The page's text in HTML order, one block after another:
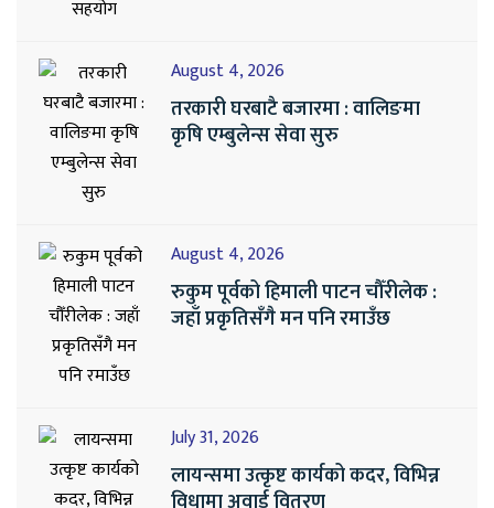
August 4, 2026
तरकारी घरबाटै बजारमा : वालिङमा
कृषि एम्बुलेन्स सेवा सुरु
August 4, 2026
रुकुम पूर्वको हिमाली पाटन चौँरीलेक :
जहाँ प्रकृतिसँगै मन पनि रमाउँछ
July 31, 2026
लायन्समा उत्कृष्ट कार्यको कदर, विभिन्न